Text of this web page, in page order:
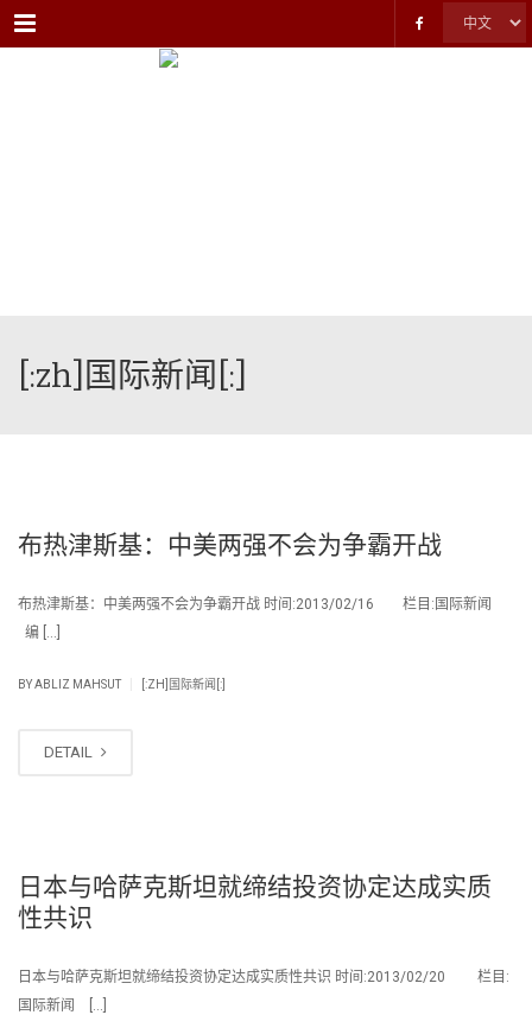
Menu
[:zh]国际新闻[:]
布热津斯基：中美两强不会为争霸开战
布热津斯基：中美两强不会为争霸开战 时间:2013/02/16 栏目:国际新闻
编 […]
BYABLIZ MAHSUT [:ZH]国际新闻[:]
DETAIL
日本与哈萨克斯坦就缔结投资协定达成实质
性共识
日本与哈萨克斯坦就缔结投资协定达成实质性共识 时间:2013/02/20 栏目:
国际新闻 […]